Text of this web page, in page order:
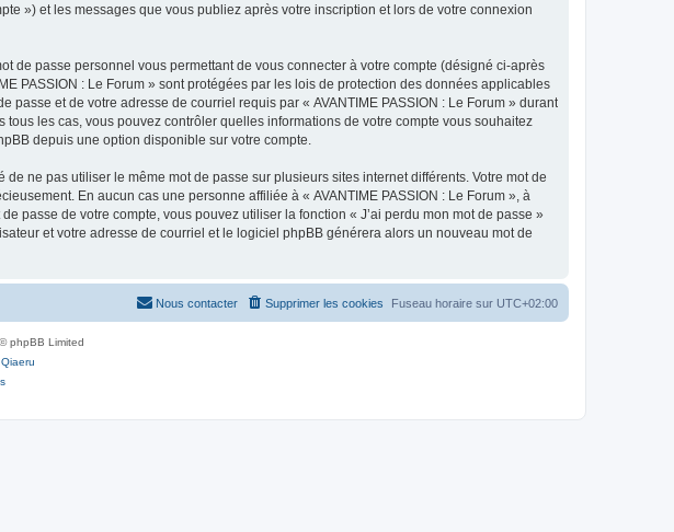
») et les messages que vous publiez après votre inscription et lors de votre connexion
de passe personnel vous permettant de vous connecter à votre compte (désigné ci-après
PASSION : Le Forum » sont protégées par les lois de protection des données applicables
et de votre adresse de courriel requis par « AVANTIME PASSION : Le Forum » durant
les cas, vous pouvez contrôler quelles informations de votre compte vous souhaitez
depuis une option disponible sur votre compte.
ne pas utiliser le même mot de passe sur plusieurs sites internet différents. Votre mot de
En aucun cas une personne affiliée à « AVANTIME PASSION : Le Forum », à
passe de votre compte, vous pouvez utiliser la fonction « J’ai perdu mon mot de passe »
et votre adresse de courriel et le logiciel phpBB générera alors un nouveau mot de
Fuseau horaire sur UTC+02:00
Supprimer les cookies
Nous contacter
phpBB Limited
Qiaeru